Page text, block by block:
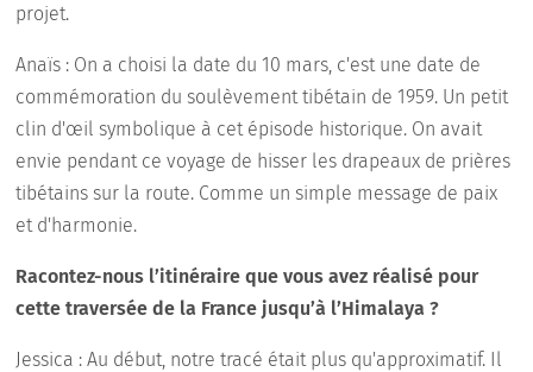
projet.
Anaïs : On a choisi la date du 10 mars, c'est une date de
commémoration du soulèvement tibétain de 1959. Un petit
clin d'œil symbolique à cet épisode historique. On avait
envie pendant ce voyage de hisser les drapeaux de prières
tibétains sur la route. Comme un simple message de paix
et d'harmonie.
Racontez-nous l’itinéraire que vous avez réalisé pour
cette traversée de la France jusqu’à l’Himalaya ?
Jessica : Au début, notre tracé était plus qu'approximatif. Il